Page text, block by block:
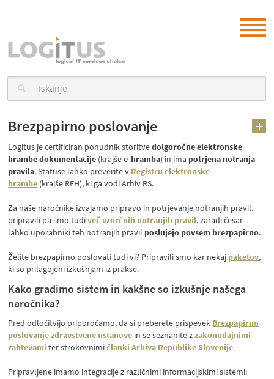
Brezpapirno poslovanje
Logitus je certificiran ponudnik storitvedolgoročne elektronske
hrambe dokumentacije (krajšee-hramba) in ima potrjena notranja
pravila. Statuse lahko preverite v Registru elektronske
hrambe (krajše REH), ki ga vodi Arhiv RS.
Za naše naročnike izvajamo pripravo in potrjevanje notranjih pravil,
pripravili pa smo tudiveč vzorčnih notranjih pravil, zaradi česar
lahko uporabniki teh notranjih pravil poslujejo povsem brezpapirno.
Želite brezpapirno poslovati tudi vi? Pripravili smo kar nekaj paketov,
ki so prilagojeni izkušnjam iz prakse.
Kako gradimo sistem in kakšne so izkušnje našega
naročnika?
Pred odločitvijo priporočamo, da si preberete prispevek Brezpapirno
poslovanje zdravstvene ustanove in se seznanite zzakonodajnimi
zahtevami ter strokovnimičlanki Arhiva Republike Slovenije.
Pripravljene imamo integracije z različnimi informacijskimi sistemi: